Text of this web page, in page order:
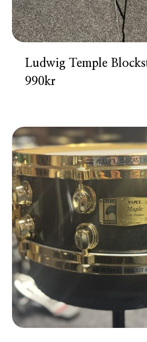
Ludwig Temple
990kr